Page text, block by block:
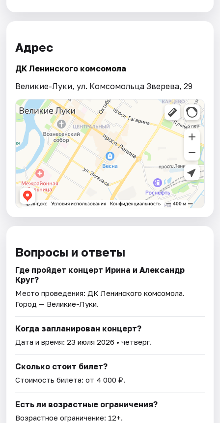
Адрес
ДК Ленинского комсомола
Великие-Луки, ул. Комсомольца Зверева, 29
Вопросы и ответы
Где пройдет концерт Ирина и Александр
Круг?
Место проведения: ДК Ленинского комсомола.
Город — Великие-Луки.
Когда запланирован концерт?
Дата и время:23 июля 2026 • четверг.
Сколько стоит билет?
Стоимость билета: от 4 000 ₽.
Есть ли возрастные ограничения?
Возрастное ограничение: 12+.